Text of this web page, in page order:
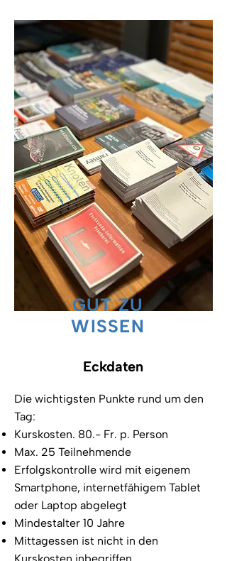
GUT ZU
WISSEN
Eckdaten
Die wichtigsten Punkte rund um den
Tag:
Kurskosten. 80.- Fr. p. Person
Max. 25 Teilnehmende
Erfolgskontrolle wird mit eigenem
Smartphone, internetfähigem Tablet
oder Laptop abgelegt
Mindestalter 10 Jahre
​Mittagessen ist nicht in den